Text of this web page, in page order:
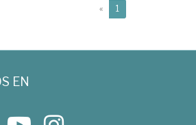
« 1
EN